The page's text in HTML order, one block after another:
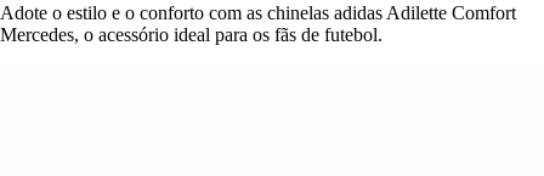
Adote o estilo e o conforto com as chinelas adidas Adilette Comfort
Mercedes, o acessório ideal para os fãs de futebol.